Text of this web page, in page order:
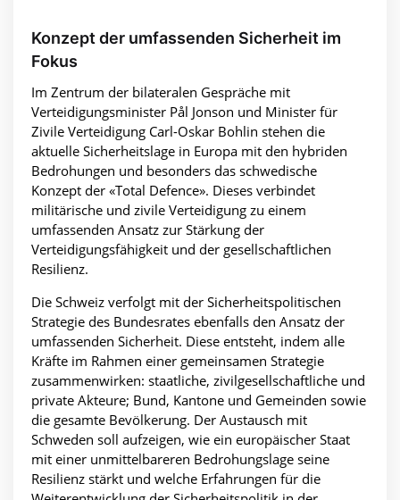
Konzept der umfassenden Sicherheit im
Fokus
Im Zentrum der bilateralen Gespräche mit
Verteidigungsminister Pål Jonson und Minister für
Zivile Verteidigung Carl-Oskar Bohlin stehen die
aktuelle Sicherheitslage in Europa mit den hybriden
Bedrohungen und besonders das schwedische
Konzept der «Total Defence». Dieses verbindet
militärische und zivile Verteidigung zu einem
umfassenden Ansatz zur Stärkung der
Verteidigungsfähigkeit und der gesellschaftlichen
Resilienz.
Die Schweiz verfolgt mit der Sicherheitspolitischen
Strategie des Bundesrates ebenfalls den Ansatz der
umfassenden Sicherheit. Diese entsteht, indem alle
Kräfte im Rahmen einer gemeinsamen Strategie
zusammenwirken: staatliche, zivilgesellschaftliche und
private Akteure; Bund, Kantone und Gemeinden sowie
die gesamte Bevölkerung. Der Austausch mit
Schweden soll aufzeigen, wie ein europäischer Staat
mit einer unmittelbareren Bedrohungslage seine
Resilienz stärkt und welche Erfahrungen für die